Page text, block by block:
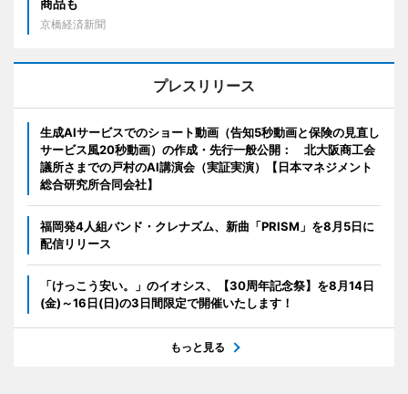
商品も
京橋経済新聞
プレスリリース
生成AIサービスでのショート動画（告知5秒動画と保険の見直し
サービス風20秒動画）の作成・先行一般公開： 北大阪商工会
議所さまでの戸村のAI講演会（実証実演）【日本マネジメント
総合研究所合同会社】
福岡発4人組バンド・クレナズム、新曲「PRISM」を8月5日に
配信リリース
「けっこう安い。」のイオシス、【30周年記念祭】を8月14日
(金)～16日(日)の3日間限定で開催いたします！
もっと見る